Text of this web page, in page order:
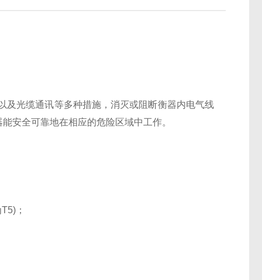
及光缆通讯等多种措施，消灭或阻断衡器内电气线
安全可靠地在相应的危险区域中工作。
；